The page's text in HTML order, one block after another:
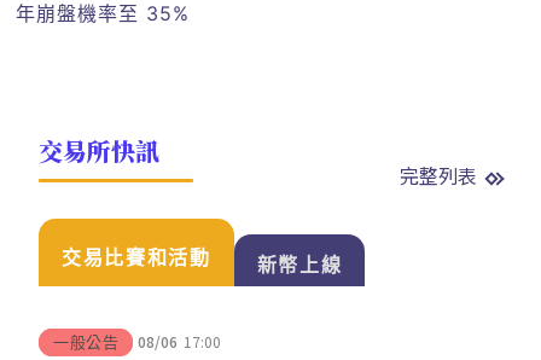
年崩盤機率至 35%
交易所快訊
完整列表
交易比賽和活動 新幣上線
一般公告 08/06 17:00